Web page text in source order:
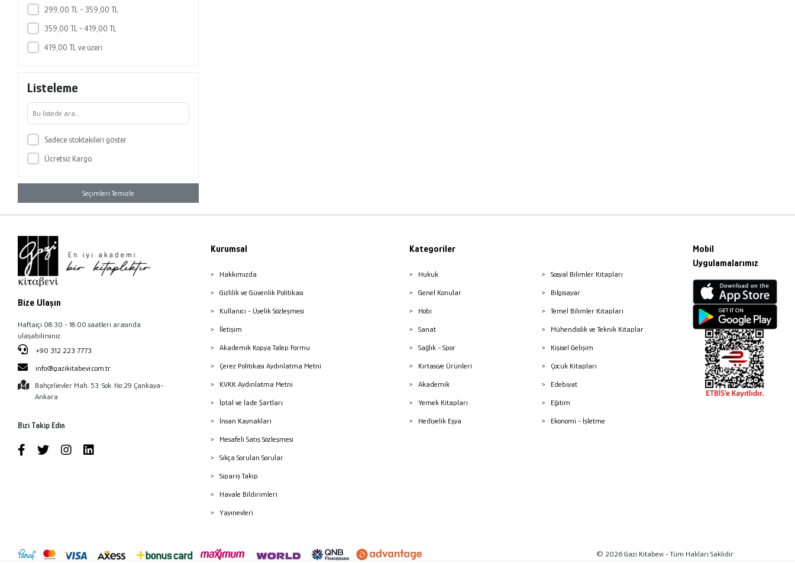
299,00 TL - 359,00 TL
359,00 TL - 419,00 TL
419,00 TL ve üzeri
Listeleme
Sadece stoktakileri göster
Ücretsiz Kargo
Seçimleri Temizle
Bize Ulaşın
Haftaiçi 08:30 - 18:00 saatleri arasında
ulaşabilirsiniz.
+90 312 223 7773
info@gazikitabevi.com.tr
Bahçelievler Mah. 53. Sok. No:29 Çankaya-
Ankara
Bizi Takip Edin
Kurumsal
Hakkımızda
Gizlilik ve Güvenlik Politikası
Kullanıcı - Üyelik Sözleşmesi
İletişim
Akademik Kopya Talep Formu
Çerez Politikası Aydınlatma Metni
KVKK Aydınlatma Metni
İptal ve İade Şartları
İnsan Kaynakları
Mesafeli Satış Sözleşmesi
Sıkça Sorulan Sorular
Sipariş Takip
Havale Bildirimleri
Yayınevleri
Kategoriler
Hukuk
Genel Konular
Hobi
Sanat
Sağlık - Spor
Kırtasiye Ürünleri
Akademik
Yemek Kitapları
Hediyelik Eşya
Sosyal Bilimler Kitapları
Bilgisayar
Temel Bilimler Kitapları
Mühendislik ve Teknik Kitaplar
Kişisel Gelişim
Çocuk Kitapları
Edebiyat
Eğitim
Ekonomi - İşletme
Mobil
Uygulamalarımız
© 2026 Gazi Kitabevi - Tüm Hakları Saklıdır